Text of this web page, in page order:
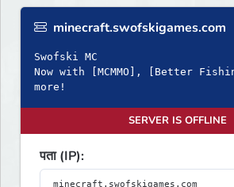
minecraft.swofskigames.com
Swofski MC
Now with [MCMMO], [Better
more!
SERVER IS OFFLINE
पता (IP):